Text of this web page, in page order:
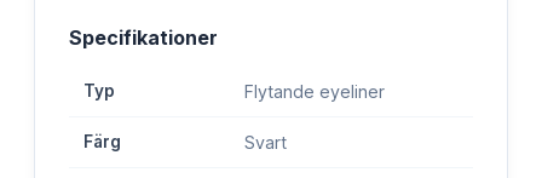
Specifikationer
Typ Flytande eyeliner
Färg Svart